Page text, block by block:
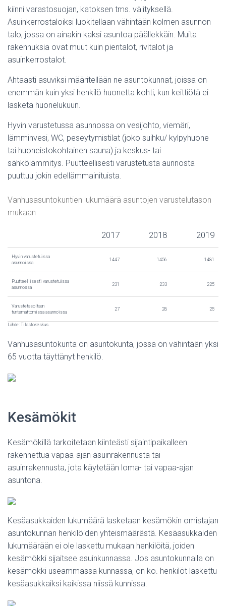
kiinni varastosuojan, katoksen tms. välityksellä.
Asuinkerrostaloiksi luokitellaan vähintään kolmen asunnon
talo, jossa on ainakin kaksi asuntoa päällekkäin. Muita
rakennuksia ovat muut kuin pientalot, rivitalot ja
asuinkerrostalot.
Ahtaasti asuviksi määritellään ne asuntokunnat, joissa on
enemmän kuin yksi henkilö huonetta kohti, kun keittiötä ei
lasketa huonelukuun.
Hyvin varustetussa asunnossa on vesijohto, viemäri,
lämminvesi, WC, peseytymistilat (joko suihku/ kylpyhuone
tai huoneistokohtainen sauna) ja keskus- tai
sähkölämmitys. Puutteellisesti varustetusta aunnosta
puuttuu jokin edellämmainituista.
Vanhusasuntokuntien lukumäärä asuntojen varustelutason
mukaan
2017 2018 2019
Hyvin varustetuissa
asunnoissa
1447 1456 1481
Puutteellisesti varustetuissa
asunnossa
231 233 225
Varustetasoltaan
tuntemattomissa asunnoissa
27 28 25
Lähde: Tilastokeskus.
Vanhusasuntokunta on asuntokunta, jossa on vähintään yksi
65 vuotta täyttänyt henkilö.
Kesämökit
Kesämökillä tarkoitetaan kiinteästi sijaintipaikalleen
rakennettua vapaa-ajan asuinrakennusta tai
asuinrakennusta, jota käytetään loma- tai vapaa-ajan
asuntona.
Kesäasukkaiden lukumäärä lasketaan kesämökin omistajan
asuntokunnan henkilöiden yhteismäärästä. Kesäasukkaiden
lukumäärään ei ole laskettu mukaan henkilöitä, joiden
kesämökki sijaitsee asuinkunnassa. Jos asuntokunnalla on
kesämökki useammassa kunnassa, on ko. henkilöt laskettu
kesäasukkaiksi kaikissa niissä kunnissa.